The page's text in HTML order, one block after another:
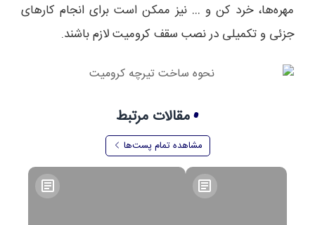
مهره‌ها، خرد کن و … نیز ممکن است برای انجام کارهای
جزئی و تکمیلی در نصب سقف کرومیت لازم باشند.
مقالات مرتبط
مشاهده تمام پست‌ها